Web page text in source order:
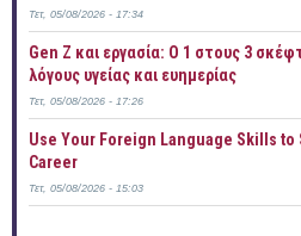
Τετ, 05/08/2026 - 17:34
Gen Z και εργασία: Ο 1 στους 3
λόγους υγείας και ευημερίας
Τετ, 05/08/2026 - 17:26
Use Your Foreign Language Skills to
Career
Τετ, 05/08/2026 - 15:03